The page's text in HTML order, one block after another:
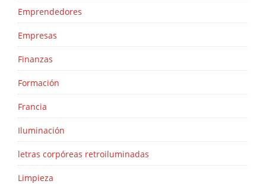
Emprendedores
Empresas
Finanzas
Formación
Francia
Iluminación
letras corpóreas retroiluminadas
Limpieza